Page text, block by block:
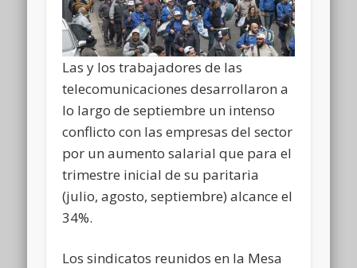
Las y los trabajadores de las
telecomunicaciones desarrollaron a
lo largo de septiembre un intenso
conflicto con las empresas del sector
por un aumento salarial que para el
trimestre inicial de su paritaria
(julio, agosto, septiembre) alcance el
34%.
Los sindicatos reunidos en la Mesa